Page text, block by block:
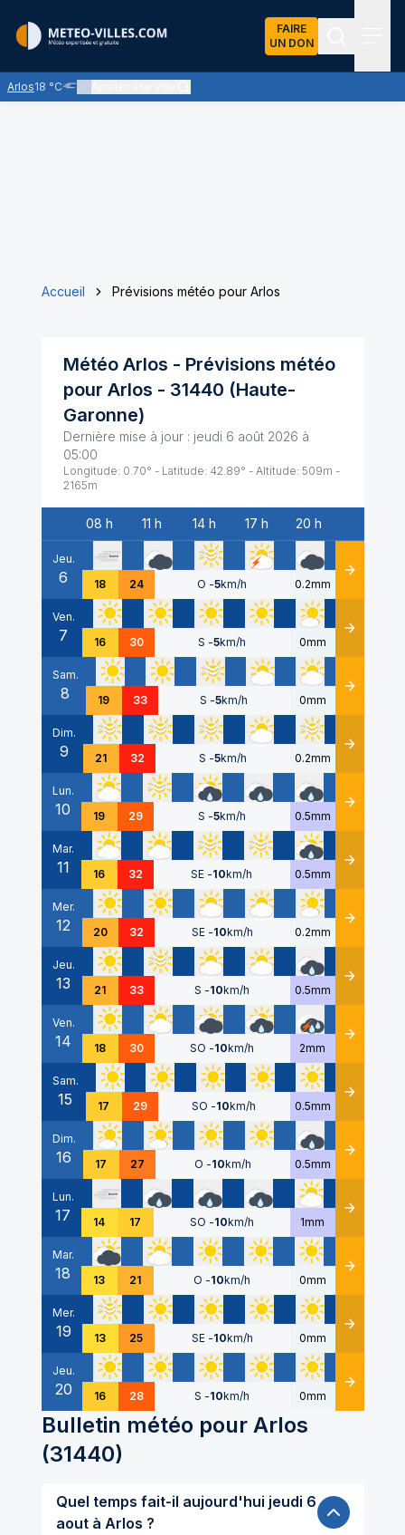
FAIRE
UN DON
Arlos18 °C
Nuages bas ou brouillard - visibilité généralement réduite à
Accueil Prévisions météo pour Arlos
Météo Arlos - Prévisions météo
pour Arlos - 31440 (Haute-
Garonne)
Dernière mise à jour : jeudi 6 août 2026 à
05:00
Longitude: 0.70° - Latitude: 42.89° - Altitude: 509m -
2165m
Date
08 h 11 h 14 h 17 h 20 h
Jeu.
6 18 24 O -5km/h 0.2mm Détails
Ven.
7 16 30 S -5km/h 0mm Détails
Sam.
8 19 33 S -5km/h 0mm Détails
Dim.
9 21 32 S -5km/h 0.2mm Détails
Lun.
10 19 29 S -5km/h 0.5mm Détails
Mar.
11 16 32 SE -10km/h 0.5mm Détails
Mer.
12 20 32 SE -10km/h 0.2mm Détails
Jeu.
13 21 33 S -10km/h 0.5mm Détails
Ven.
14 18 30 SO -10km/h 2mm Détails
Sam.
15 17 29 SO -10km/h 0.5mm Détails
Dim.
16 17 27 O -10km/h 0.5mm Détails
Lun.
17 14 17 SO -10km/h 1mm Détails
Mar.
18 13 21 O -10km/h 0mm Détails
Mer.
19 13 25 SE -10km/h 0mm Détails
Jeu.
20 16 28 S -10km/h 0mm Détails
Bulletin météo pour Arlos
(31440)
Quel temps fait-il aujourd'hui jeudi 6
aout à Arlos ?